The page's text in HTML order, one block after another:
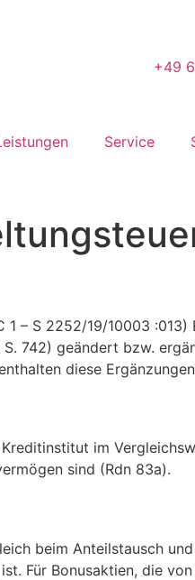
+49
Service
– S 2252/19/10003
742) geändert bzw.
diese
im
sind (Rdn 83a).
beim Anteilstausch
Für Bonusaktien, die